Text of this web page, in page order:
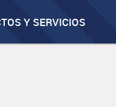
Y SERVICIOS